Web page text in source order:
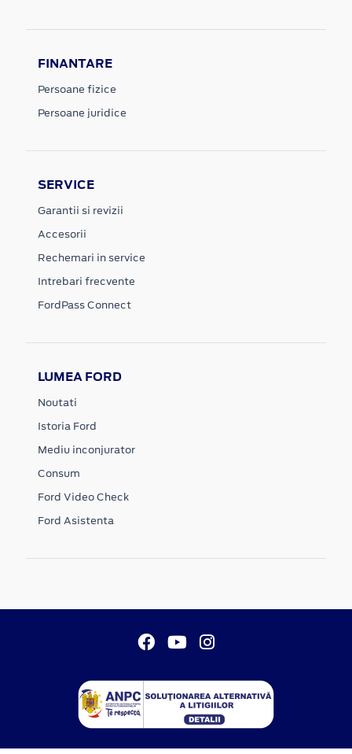
FINANTARE
Persoane fizice
Persoane juridice
SERVICE
Garantii si revizii
Accesorii
Rechemari in service
Intrebari frecvente
FordPass Connect
LUMEA FORD
Noutati
Istoria Ford
Mediu inconjurator
Consum
Ford Video Check
Ford Asistenta